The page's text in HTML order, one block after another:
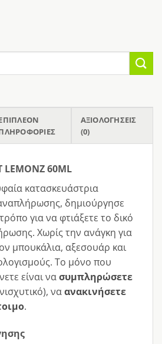
ΑΞΙΟΛΟΓΉΣΕΙΣ
(0)
LEMONZ 60ML
κατασκευάστρια
δημιούργησε
για να φτιάξετε το δικό
Χωρίς την ανάγκη για
μπουκάλια, αξεσουάρ και
Το μόνο που
είναι νασυμπληρώσετε
ναανακινήσετε
.